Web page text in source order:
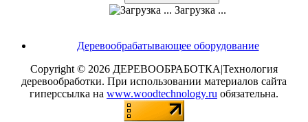
Загрузка ...
Деревообрабатывающее оборудование
Copyright © 2026 ДЕРЕВООБРАБОТКА|Технология
деревообработки. При использовании материалов сайта
гиперссылка на www.woodtechnology.ru обязательна.